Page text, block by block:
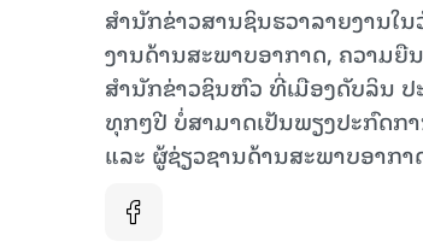
ສຳນັກຂ່າວສານຊິນຮວາລາຍງານໃ
ງານດ້ານສະພາບອາກາດ, ຄວາມຍື
ສຳນັກຂ່າວຊິນຫົວ ທີ່ເມືອງດັບລິນ ປ
ທຸກໆປີ ບໍ່ສາມາດເປັນພຽງປະກົດກ
ແລະ ຜູ້ຊ່ຽວຊານດ້ານສະພາບອາກ